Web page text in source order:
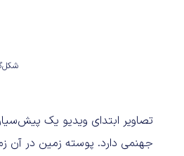
تصاویر ابتدای ویدیو یک
جهنمی دارد. پوسته زمین در آن